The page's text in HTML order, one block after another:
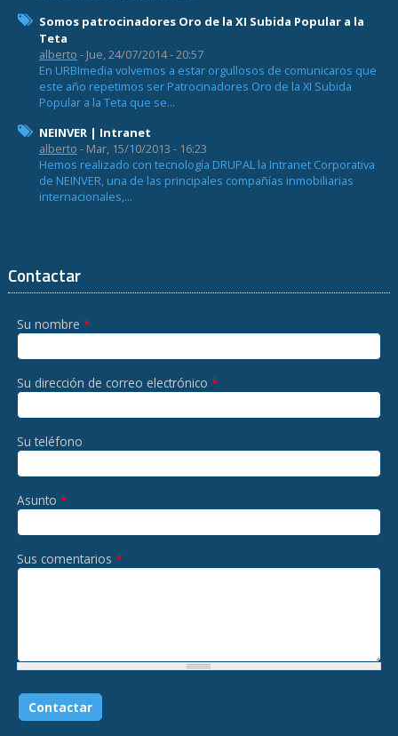
Somos patrocinadores Oro de la XI Subida Popular a la
Teta
alberto - Jue, 24/07/2014 - 20:57
En URBImedia volvemos a estar orgullosos de comunicaros que
este año repetimos ser Patrocinadores Oro de la XI Subida
Popular a la Teta que se...
NEINVER | Intranet
alberto - Mar, 15/10/2013 - 16:23
Hemos realizado con tecnología DRUPAL la Intranet Corporativa
de NEINVER, una de las principales compañías inmobiliarias
internacionales,...
Contactar
Su nombre *
Su dirección de correo electrónico *
Su teléfono
Asunto *
Sus comentarios *